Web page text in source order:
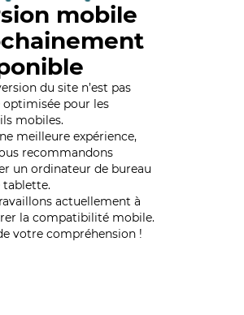
mobile
du site n’est pas
optimisée pour les
mobiles.
meilleure expérience,
recommandons
un ordinateur de bureau
tablette.
actuellement à
la compatibilité mobile.
votre compréhension !